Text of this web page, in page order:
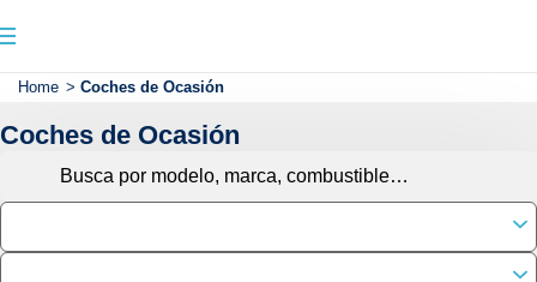
Home > Coches de Ocasión
Coches de Ocasión